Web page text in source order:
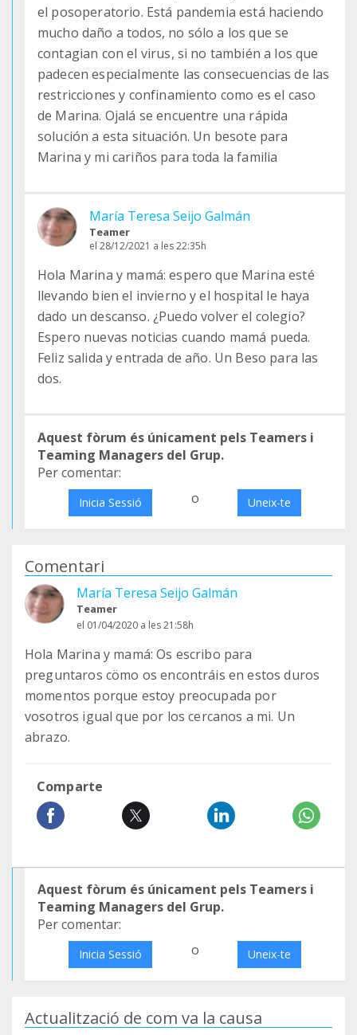
el posoperatorio. Está pandemia está haciendo
mucho daño a todos, no sólo a los que se
contagian con el virus, si no también a los que
padecen especialmente las consecuencias de las
restricciones y confinamiento como es el caso
de Marina. Ojalá se encuentre una rápida
solución a esta situación. Un besote para
Marina y mi cariños para toda la familia
María Teresa Seijo Galmán
Teamer
el 28/12/2021 a les 22:35h
Hola Marina y mamá: espero que Marina esté
llevando bien el invierno y el hospital le haya
dado un descanso. ¿Puedo volver el colegio?
Espero nuevas noticias cuando mamá pueda.
Feliz salida y entrada de año. Un Beso para las
dos.
Aquest fòrum és únicament pels Teamers i
Teaming Managers del Grup.
Per comentar:
Inicia Sessió o Uneix-te
Comentari
María Teresa Seijo Galmán
Teamer
el 01/04/2020 a les 21:58h
Hola Marina y mamá: Os escribo para
preguntaros cömo os encontráis en estos duros
momentos porque estoy preocupada por
vosotros igual que por los cercanos a mi. Un
abrazo.
Comparte
Aquest fòrum és únicament pels Teamers i
Teaming Managers del Grup.
Per comentar:
Inicia Sessió o Uneix-te
Actualització de com va la causa